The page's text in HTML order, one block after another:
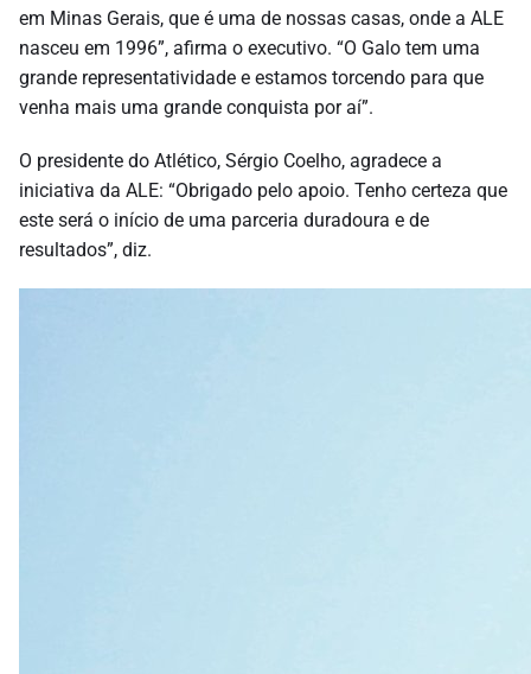
em Minas Gerais, que é uma de nossas casas, onde a ALE
nasceu em 1996”, afirma o executivo. “O Galo tem uma
grande representatividade e estamos torcendo para que
venha mais uma grande conquista por aí”.
O presidente do Atlético, Sérgio Coelho, agradece a
iniciativa da ALE: “Obrigado pelo apoio. Tenho certeza que
este será o início de uma parceria duradoura e de
resultados”, diz.